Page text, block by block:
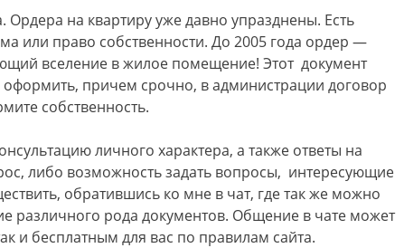
Ордера на квартиру уже давно упразднены. Есть
или право собственности. До 2005 года ордер —
вселение в жилое помещение! Этот документ
причем срочно, в администрации договор
собственность.
личного характера, а также ответы на
либо возможность задать вопросы, интересующие
обратившись ко мне в чат, где так же можно
различного рода документов. Общение в чате может
и бесплатным для вас по правилам сайта.